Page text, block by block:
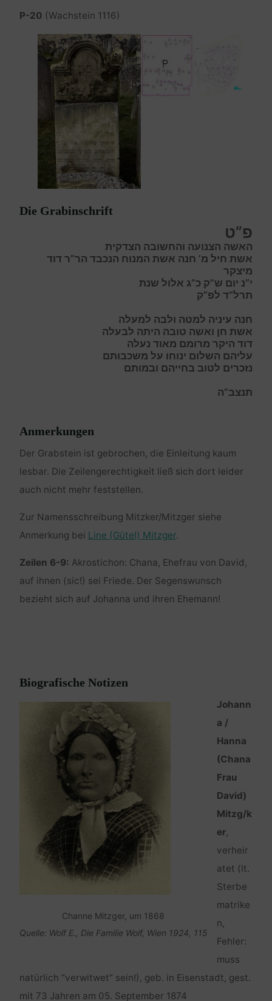
P-20 (Wachstein 1116)
Die Grabinschrift
פ”ט
האשה הצנועה והחשובה הצדקית
אשת חיל מ’ חנה אשת המנוח הנכבד הר”ר דוד
מיצקר
י”נ יום ש”ק כ”ג אלול שנת
תרל”ד לפ”ק
חנה עיניה למטה ולבה למעלה
אשת חן ואשה טובה היתה לבעלה
דודהיקר מרומם מאוד נעלה
עליהם השלום ינוחו על משכבותם
נזכרים לטוב בחייהם ובמותם
תנצב”ה
Anmerkungen
Der Grabstein ist gebrochen, die Einleitung kaum
lesbar. Die Zeilengerechtigkeit ließ sich dort leider
auch nicht mehr feststellen.
Zur Namensschreibung Mitzker/Mitzger siehe
Anmerkung bei Line (Gütel) Mitzger.
Zeilen 6-9: Akrostichon: Chana, Ehefrau von David,
auf ihnen (sic!) sei Friede. Der Segenswunsch
bezieht sich auf Johanna und ihren Ehemann!
Biografische Notizen
Channe Mitzger, um 1868
Quelle: Wolf E., Die Familie Wolf, Wien 1924, 115
Johann
a /
Hanna
(Chana
Frau
David)
Mitzg/k
er,
verheir
atet (lt.
Sterbe
matrike
n,
Fehler:
muss
natürlich “verwitwet” sein!), geb. in Eisenstadt, gest.
mit 73 Jahren am 05. September 1874